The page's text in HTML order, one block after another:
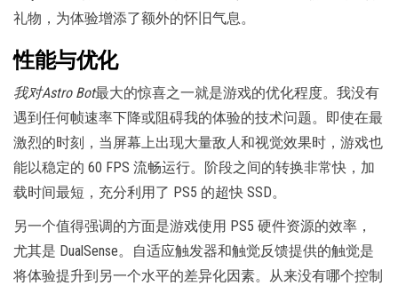
礼物，为体验增添了额外的怀旧气息。
性能与优化
我对Astro Bot最大的惊喜之一就是游戏的优化程度。我没有
遇到任何帧速率下降或阻碍我的体验的技术问题。即使在最
激烈的时刻，当屏幕上出现大量敌人和视觉效果时，游戏也
能以稳定的 60 FPS 流畅运行。阶段之间的转换非常快，加
载时间最短，充分利用了 PS5 的超快 SSD。
另一个值得强调的方面是游戏使用 PS5 硬件资源的效率，
尤其是 DualSense。自适应触发器和触觉反馈提供的触觉是
将体验提升到另一个水平的差异化因素。从来没有哪个控制